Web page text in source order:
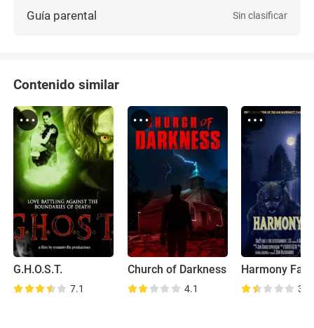
Guía parental Sin clasificar
Contenido similar
G.H.O.S.T.
7.1
Church of Darkness
4.1
Harmony Falls
3.4